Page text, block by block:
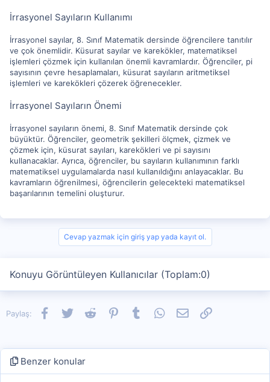
İrrasyonel Sayıların Kullanımı
İrrasyonel sayılar, 8. Sınıf Matematik dersinde öğrencilere tanıtılır
ve çok önemlidir. Küsurat sayılar ve karekökler, matematiksel
işlemleri çözmek için kullanılan önemli kavramlardır. Öğrenciler, pi
sayısının çevre hesaplamaları, küsurat sayıların aritmetiksel
işlemleri ve karekökleri çözerek öğrenecekler.
İrrasyonel Sayıların Önemi
İrrasyonel sayıların önemi, 8. Sınıf Matematik dersinde çok
büyüktür. Öğrenciler, geometrik şekilleri ölçmek, çizmek ve
çözmek için, küsurat sayıları, karekökleri ve pi sayısını
kullanacaklar. Ayrıca, öğrenciler, bu sayıların kullanımının farklı
matematiksel uygulamalarda nasıl kullanıldığını anlayacaklar. Bu
kavramların öğrenilmesi, öğrencilerin gelecekteki matematiksel
başarılarının temelini oluşturur.
Cevap yazmak için giriş yap yada kayıt ol.
Konuyu Görüntüleyen Kullanıcılar (Toplam:0)
Paylaş: Facebook
TwitterReddit PinterestTumblrWhatsApp
E-postaLink
Benzer konular